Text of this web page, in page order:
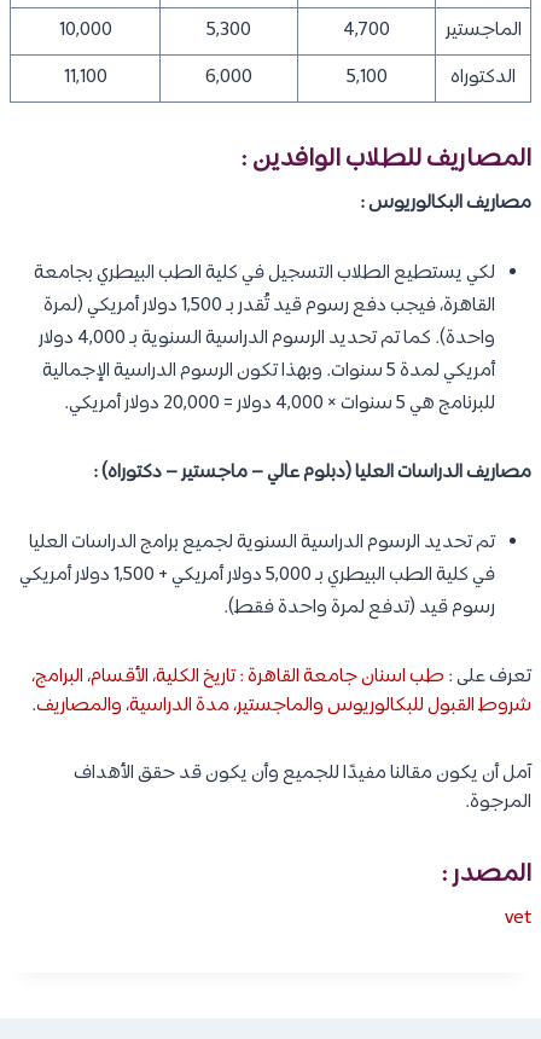
الماجستير
4,700
5,300
10,000
الدكتوراه
5,100
6,000
11,100
المصاريف للطلاب الوافدين :
مصاريف البكالوريوس :
لكي يستطيع الطلاب التسجيل في كلية الطب البيطري بجامعة
القاهرة، فيجب دفع رسوم قيد تُقدر بـ 1,500 دولار أمريكي (لمرة
واحدة). كما تم تحديد الرسوم الدراسية السنوية بـ 4,000 دولار
أمريكي لمدة 5 سنوات. وبهذا تكون الرسوم الدراسية الإجمالية
للبرنامج هي 5 سنوات × 4,000 دولار = 20,000 دولار أمريكي.
مصاريف الدراسات العليا (دبلوم عالي – ماجستير – دكتوراه) :
تم تحديد الرسوم الدراسية السنوية لجميع برامج الدراسات العليا
في كلية الطب البيطري بـ 5,000 دولار أمريكي + 1,500 دولار أمريكي
رسوم قيد (تدفع لمرة واحدة فقط).
تعرف على : طب اسنان جامعة القاهرة : تاريخ الكلية، الأقسام، البرامج،
شروط القبول للبكالوريوس والماجستير، مدة الدراسية، والمصاريف.
آمل أن يكون مقالنا مفيدًا للجميع وأن يكون قد حقق الأهداف
المرجوة.
المصدر :
vet